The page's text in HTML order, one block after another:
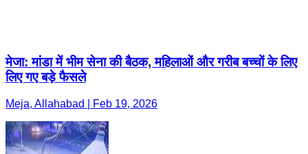
मेजा: मांडा में भीम सेना की बैठक, महिलाओं और गरीब बच्चों के लिए
लिए गए बड़े फैसले
Meja, Allahabad | Feb 19, 2026